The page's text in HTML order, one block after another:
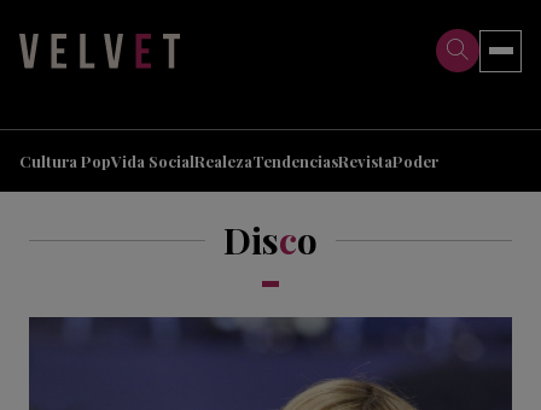
Cultura PopVida SocialRealezaTendenciasRevistaPoder
Disco